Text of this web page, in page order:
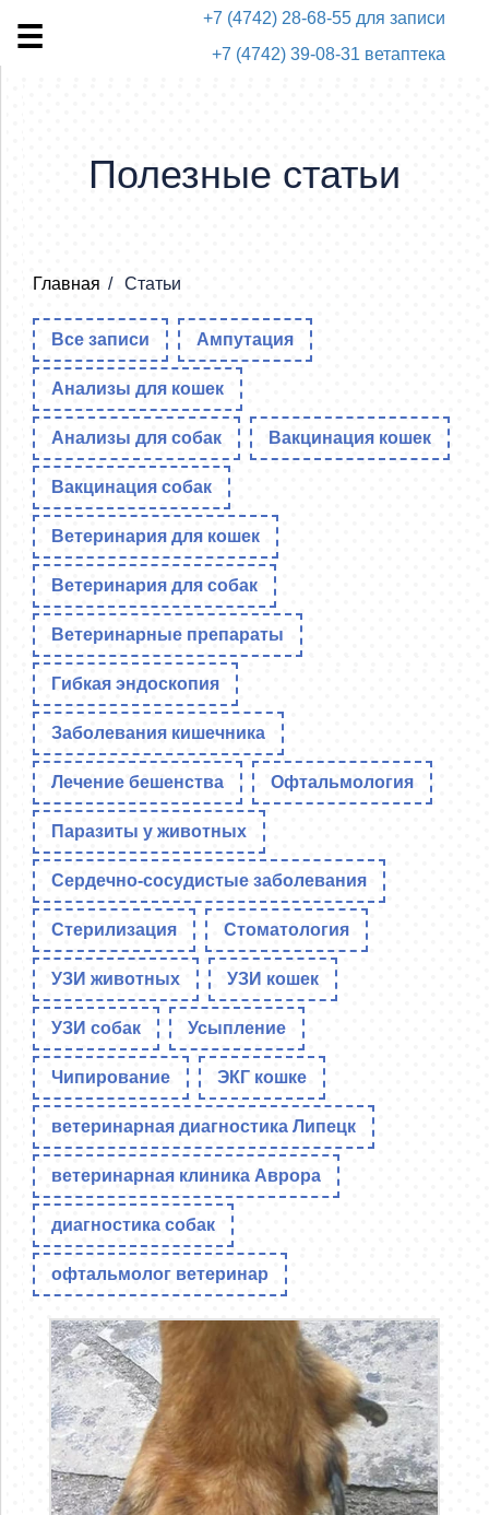
+7 (4742) 28-68-55 для записи
+7 (4742) 39-08-31 ветаптека
Полезные статьи
Главная Статьи
Все записи Ампутация
Анализы для кошек
Анализы для собак Вакцинация кошек
Вакцинация собак
Ветеринария для кошек
Ветеринария для собак
Ветеринарные препараты
Гибкая эндоскопия
Заболевания кишечника
Лечение бешенства Офтальмология
Паразиты у животных
Сердечно-сосудистые заболевания
Стерилизация Стоматология
УЗИ животных УЗИ кошек
УЗИ собак Усыпление
Чипирование ЭКГ кошке
ветеринарная диагностика Липецк
ветеринарная клиника Аврора
диагностика собак
офтальмолог ветеринар